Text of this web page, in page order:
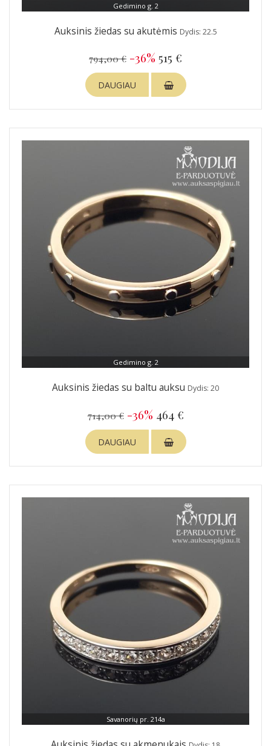
Gedimino g. 2
Auksinis žiedas su akutėmis Dydis: 22.5
794,00 € -36% 515 €
DAUGIAU
Gedimino g. 2
Auksinis žiedas su baltu auksu Dydis: 20
714,00 € -36% 464 €
DAUGIAU
Savanorių pr. 214a